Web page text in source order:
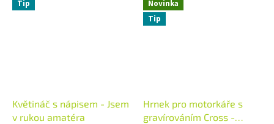
Tip
Květináč s nápisem - Jsem
v rukou amatéra
Novinka
Tip
Hrnek pro motorkáře s
gravírováním Cross -